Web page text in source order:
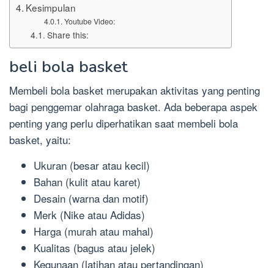
Kesimpulan
Youtube Video:
Share this:
beli bola basket
Membeli bola basket merupakan aktivitas yang penting
bagi penggemar olahraga basket. Ada beberapa aspek
penting yang perlu diperhatikan saat membeli bola
basket, yaitu:
Ukuran (besar atau kecil)
Bahan (kulit atau karet)
Desain (warna dan motif)
Merk (Nike atau Adidas)
Harga (murah atau mahal)
Kualitas (bagus atau jelek)
Kegunaan (latihan atau pertandingan)